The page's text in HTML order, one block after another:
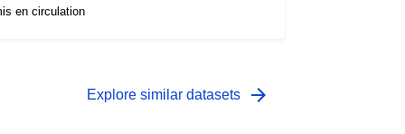
en circulation
Explore similar datasets arrow_forward